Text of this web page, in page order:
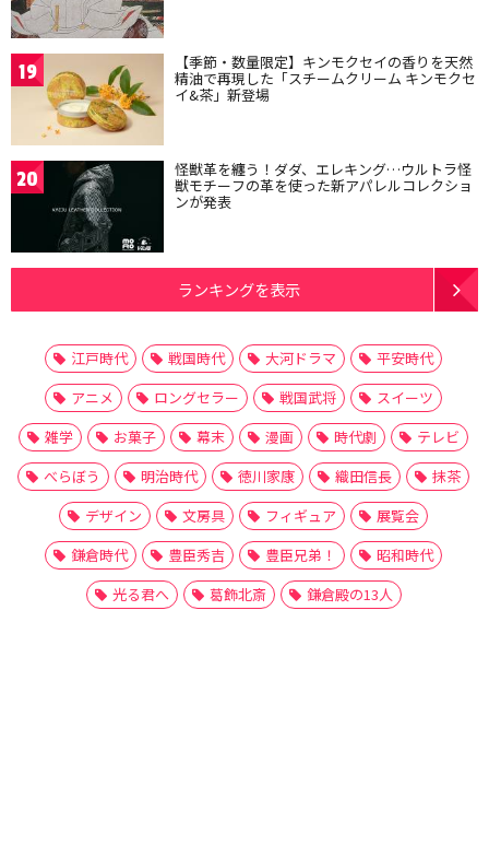
19 【季節・数量限定】キンモクセイの香りを天然
精油で再現した「スチームクリーム キンモクセ
イ&茶」新登場
20 怪獣革を纏う！ダダ、エレキング…ウルトラ怪
獣モチーフの革を使った新アパレルコレクショ
ンが発表
ランキングを表示
江戸時代 戦国時代 大河ドラマ
平安時代
アニメ
ロングセラー 戦国武将
スイーツ
雑学
お菓子 幕末 漫画 時代劇
テレビ
べらぼう
明治時代 徳川家康 織田信長
抹茶
デザイン
文房具 フィギュア
展覧会
鎌倉時代
豊臣秀吉 豊臣兄弟！
昭和時代
光る君へ
葛飾北斎 鎌倉殿の13人